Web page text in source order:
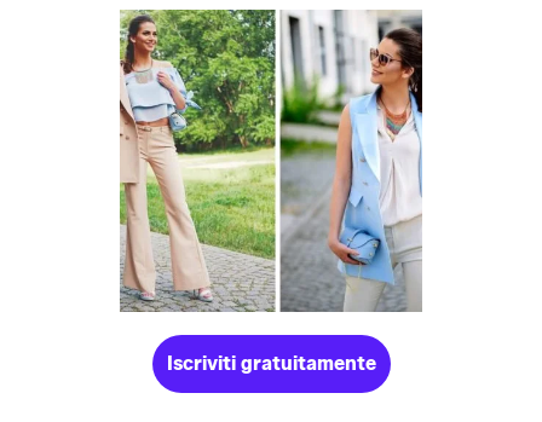
Iscriviti gratuitamente